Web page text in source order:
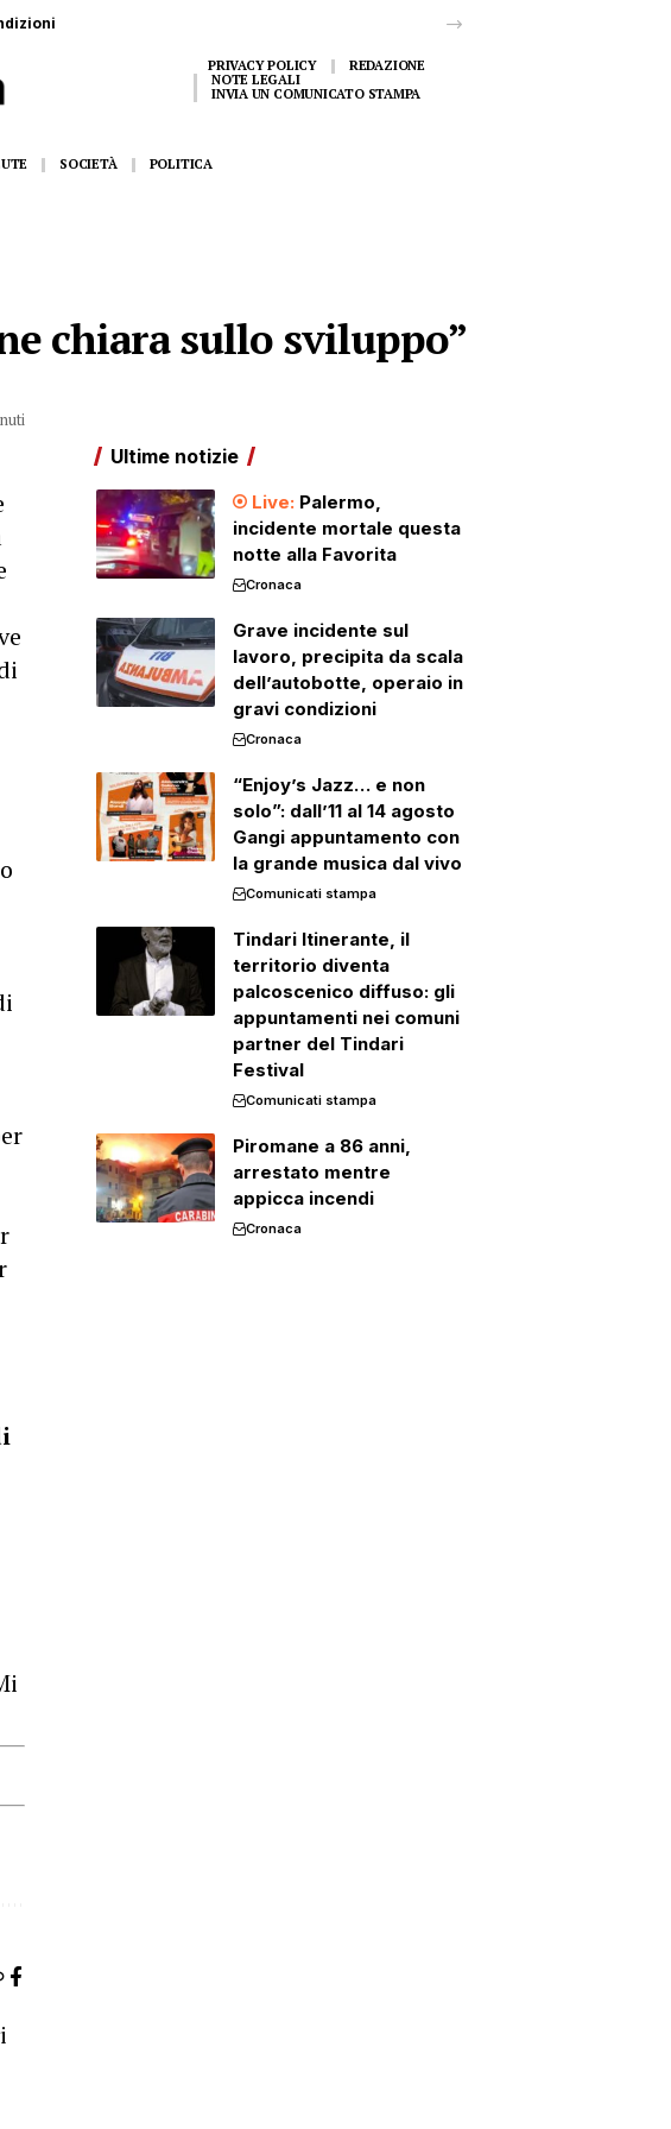
PRIVACY POLICY
REDAZIONE
NOTE LEGALI
INVIA UN COMUNICATO STAMPA
SOCIETÀ POLITICA
chiara sullo sviluppo”
Ultime notizie
Palermo,
incidente mortale questa
notte alla Favorita
Cronaca
Grave incidente sul
lavoro, precipita da scala
dell’autobotte, operaio in
gravi condizioni
Cronaca
“Enjoy’s Jazz… e non
solo”: dall’11 al 14 agosto
Gangi appuntamento con
la grande musica dal vivo
Comunicati stampa
Tindari Itinerante, il
territorio diventa
palcoscenico diffuso: gli
appuntamenti nei comuni
partner del Tindari
Festival
Comunicati stampa
Piromane a 86 anni,
arrestato mentre
appicca incendi
Cronaca